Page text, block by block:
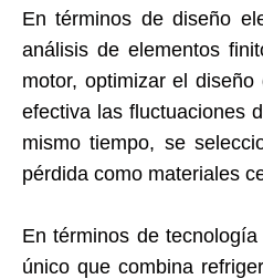
En términos de diseño
análisis de elementos
motor, optimizar el
efectiva las fluctuaciones
mismo tiempo, se
pérdida como materiales
En términos de
único que combina